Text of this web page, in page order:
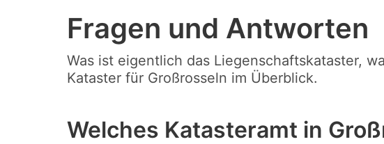
Fragen und Antworten
Was ist eigentlich das Liegenschaftskataster,
Kataster für Großrosseln im Überblick.
Welches Katasteramt in